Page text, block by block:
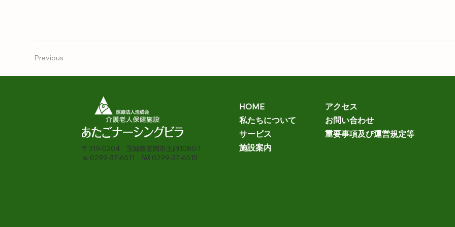
Previous
〒319-0204 茨城県笠間市土師1080-1
℡ 0299-37-6511 ℻ 0299-37-6515
HOME
私たちについて
サービス
施設案内
アクセス
お問い合わせ
重要事項及び運営規定等